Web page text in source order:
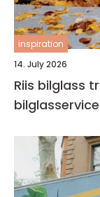
inspiration
14. July 2026
Riis bilglass trygg sikt og profesjonell
bilglasservice